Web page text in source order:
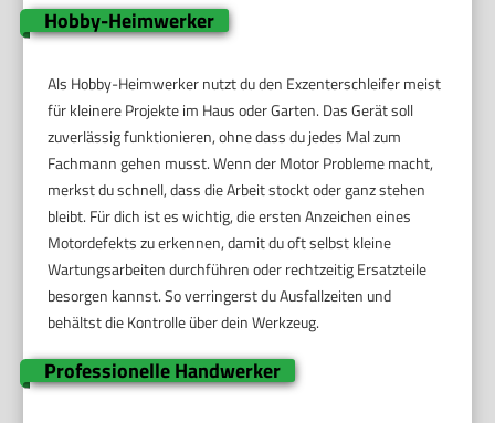
Hobby-Heimwerker
Als Hobby-Heimwerker nutzt du den Exzenterschleifer meist
für kleinere Projekte im Haus oder Garten. Das Gerät soll
zuverlässig funktionieren, ohne dass du jedes Mal zum
Fachmann gehen musst. Wenn der Motor Probleme macht,
merkst du schnell, dass die Arbeit stockt oder ganz stehen
bleibt. Für dich ist es wichtig, die ersten Anzeichen eines
Motorde­fekts zu erkennen, damit du oft selbst kleine
Wartungsarbeiten durchführen oder rechtzeitig Ersatzteile
besorgen kannst. So verringerst du Ausfallzeiten und
behältst die Kontrolle über dein Werkzeug.
Professionelle Handwerker